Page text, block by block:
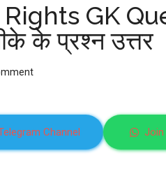
GK
के प्रश्न उत्तर
Channel Join